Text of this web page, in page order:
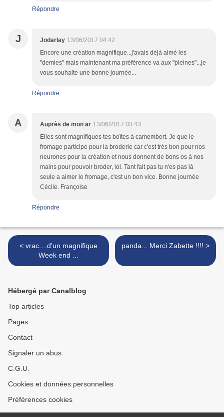
Répondre
J Jodarlay 13/06/2017 04:42
Encore une création magnifique...j'avais déjà aimé les
"demies" mais maintenant ma préférence va aux "pleines"...je
vous souhaite une bonne journée...
Répondre
A Auprès de mon ar 13/06/2017 03:43
Elles sont magnifiques tes boîtes à camembert. Je que le
fromage participe pour la broderie car c'est très bon pour nos
neurones pour la création et nous donnent de bons os à nos
mains pour pouvoir broder, lol. Tant fait pas tu n'es pas là
seule a aimer le fromage, c'est un bon vice. Bonne journée
Cécile. Françoise
Répondre
< vrac....d'un magnifique
Week end ...
panda... Merci Zabette !!!! >
Hébergé par Canalblog
Top articles
Pages
Contact
Signaler un abus
C.G.U.
Cookies et données personnelles
Préférences cookies